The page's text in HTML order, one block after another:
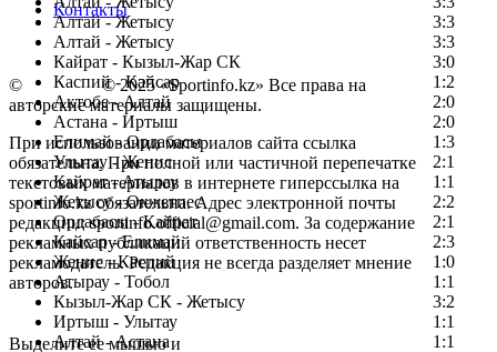
Алтай - Жетысу
3:3
Алтай - Жетысу
3:3
Кайрат - Кызыл-Жар СК
3:0
Каспий - Кайсар
1:2
Актобе - Алтай
2:0
Астана - Иртыш
2:0
Елимай - Ордабасы
1:3
Улытау - Женис
2:1
Кайрат - Атырау
1:1
Жетысу - Окжетпес
2:2
Ордабасы - Кайрат
2:1
Кайсар - Елимай
2:3
Женис - Каспий
1:0
Атырау - Тобол
1:1
Кызыл-Жар СК - Жетысу
3:2
Иртыш - Улытау
1:1
Алтай - Астана
1:1
Контакты
© Copyright© 2025 «Sportinfo.kz» Все права на
авторские материалы защищены.
При использовании материалов сайта ссылка
обязательна. При полной или частичной перепечатке
текстовых материалов в интернете гиперссылка на
sportinfo.kz обязательна. Адрес электронной почты
редакции: sportinfo.official@gmail.com. За содержание
рекламных публикаций ответственность несет
рекламодатель. Редакция не всегда разделяет мнение
авторов.
Заметили ошибку в тексте?
Выделите ее мышью и